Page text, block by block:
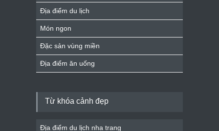
Địa điểm du lịch
Món ngon
Đặc sản vùng miền
Địa điểm ăn uống
Từ khóa cảnh đẹp
Địa điểm du lịch nha trang